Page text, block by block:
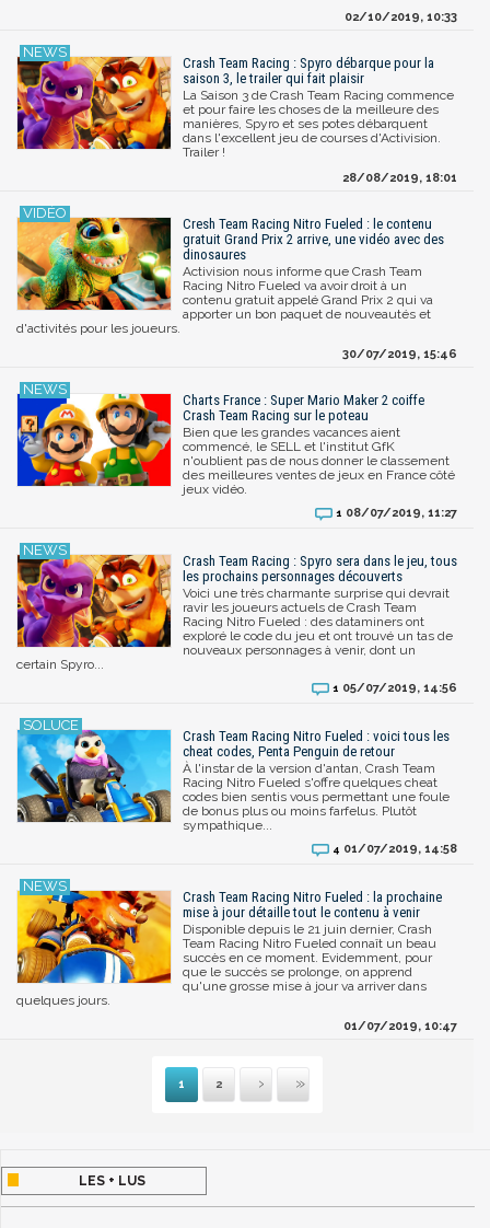
02/10/2019, 10:33
Crash Team Racing : Spyro débarque pour la
saison 3, le trailer qui fait plaisir
La Saison 3 de Crash Team Racing commence
et pour faire les choses de la meilleure des
manières, Spyro et ses potes débarquent
dans l'excellent jeu de courses d'Activision.
Trailer !
28/08/2019, 18:01
Cresh Team Racing Nitro Fueled : le contenu
gratuit Grand Prix 2 arrive, une vidéo avec des
dinosaures
Activision nous informe que Crash Team
Racing Nitro Fueled va avoir droit à un
contenu gratuit appelé Grand Prix 2 qui va
apporter un bon paquet de nouveautés et
d'activités pour les joueurs.
30/07/2019, 15:46
Charts France : Super Mario Maker 2 coiffe
Crash Team Racing sur le poteau
Bien que les grandes vacances aient
commencé, le SELL et l'institut GfK
n'oublient pas de nous donner le classement
des meilleures ventes de jeux en France côté
jeux vidéo.
1 08/07/2019, 11:27
Crash Team Racing : Spyro sera dans le jeu, tous
les prochains personnages découverts
Voici une très charmante surprise qui devrait
ravir les joueurs actuels de Crash Team
Racing Nitro Fueled : des dataminers ont
exploré le code du jeu et ont trouvé un tas de
nouveaux personnages à venir, dont un
certain Spyro...
1 05/07/2019, 14:56
Crash Team Racing Nitro Fueled : voici tous les
cheat codes, Penta Penguin de retour
À l'instar de la version d'antan, Crash Team
Racing Nitro Fueled s'offre quelques cheat
codes bien sentis vous permettant une foule
de bonus plus ou moins farfelus. Plutôt
sympathique...
4 01/07/2019, 14:58
Crash Team Racing Nitro Fueled : la prochaine
mise à jour détaille tout le contenu à venir
Disponible depuis le 21 juin dernier, Crash
Team Racing Nitro Fueled connaît un beau
succès en ce moment. Evidemment, pour
que le succès se prolonge, on apprend
qu'une grosse mise à jour va arriver dans
quelques jours.
01/07/2019, 10:47
1 2
Suivante
Dernière
LES + LUS